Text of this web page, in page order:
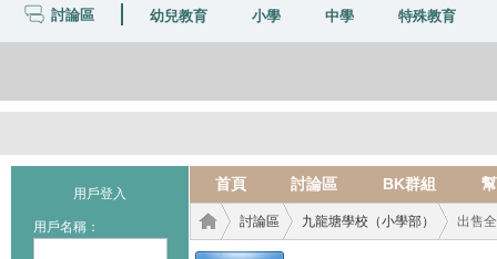
討論區 幼兒教育 小學 中學 特殊教育
用戶登入
用戶名稱：
首頁 討論區 BK群組
討論區 九龍塘學校（小學部） 出售